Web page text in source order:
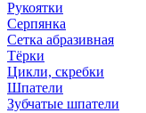
Рукоятки
Серпянка
Сетка абразивная
Тёрки
Цикли, скребки
Шпатели
Зубчатые шпатели